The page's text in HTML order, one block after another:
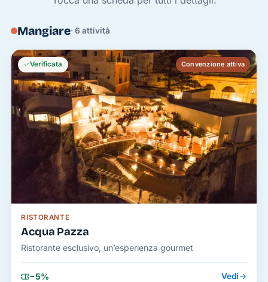
Mangiare· 6 attività
RISTORANTE
Acqua Pazza
Ristorante esclusivo, un’esperienza gourmet
−5% Vedi
Verificata Convenzione attiva